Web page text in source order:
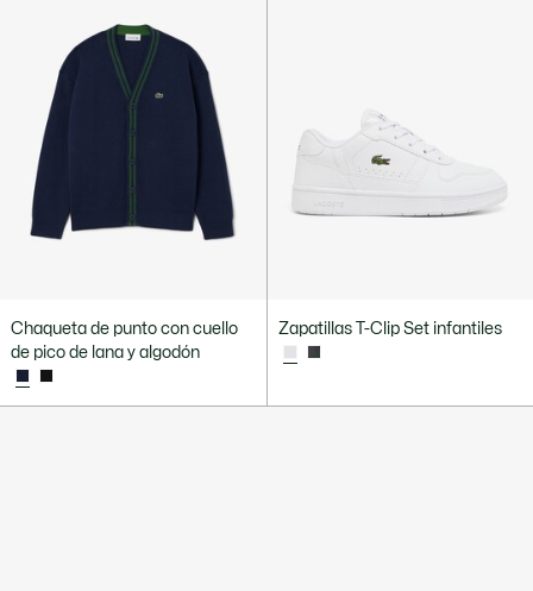
Chaqueta de punto con cuello
de pico de lana y algodón
Zapatillas T-Clip Set infantiles